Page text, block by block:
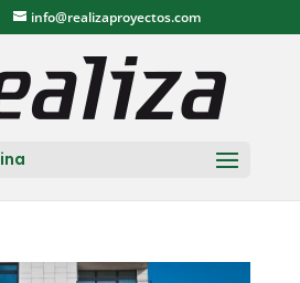
info@realizaproyectos.com